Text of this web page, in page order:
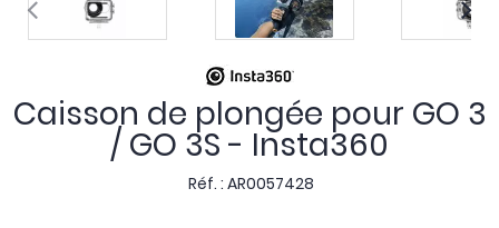
Caisson de plongée pour GO 3
/ GO 3S - Insta360
Réf. : AR0057428